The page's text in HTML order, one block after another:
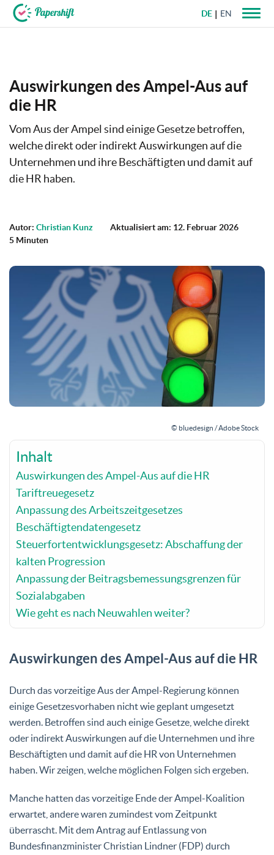
DE EN
Auswirkungen des Ampel-Aus auf
die HR
Vom Aus der Ampel sind einige Gesetze betroffen,
welche direkt oder indirekt Auswirkungen auf die
Unternehmen und ihre Beschäftigten und damit auf
die HR haben.
Autor: Christian Kunz
Aktualisiert am: 12. Februar 2026
5 Minuten
© bluedesign / Adobe Stock
Inhalt
Auswirkungen des Ampel-Aus auf die HR
Tariftreuegesetz
Anpassung des Arbeitszeitgesetzes
Beschäftigtendatengesetz
Steuerfortentwicklungsgesetz: Abschaffung der
kalten Progression
Anpassung der Beitragsbemessungsgrenzen für
Sozialabgaben
Wie geht es nach Neuwahlen weiter?
Auswirkungen des Ampel-Aus auf die HR
Durch das vorzeitige Aus der Ampel-Regierung können
einige Gesetzesvorhaben nicht wie geplant umgesetzt
werden. Betroffen sind auch einige Gesetze, welche direkt
oder indirekt Auswirkungen auf die Unternehmen und ihre
Beschäftigten und damit auf die HR von Unternehmen
haben. Wir zeigen, welche möglichen Folgen sich ergeben.
Manche hatten das vorzeitige Ende der Ampel-Koalition
erwartet, andere waren zumindest vom Zeitpunkt
überrascht. Mit dem Antrag auf Entlassung von
Bundesfinanzminister Christian Lindner (FDP) durch